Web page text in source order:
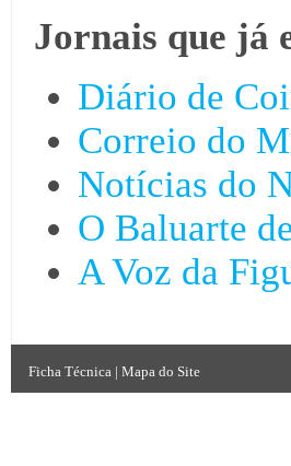
Jornais que já
Diário de
Correio do
Notícias do
O Baluarte
A Voz da
Ficha Técnica | Mapa do Site